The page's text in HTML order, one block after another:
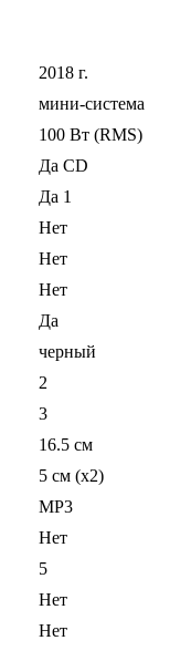
2018 г.
мини-система
100 Вт (RMS)
Да CD
Да 1
Нет
Нет
Нет
Да
черный
2
3
16.5 см
5 см (x2)
MP3
Нет
5
Нет
Нет